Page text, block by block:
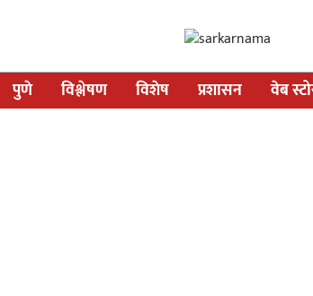
पुणे विश्लेषण विशेष प्रशासन वेब